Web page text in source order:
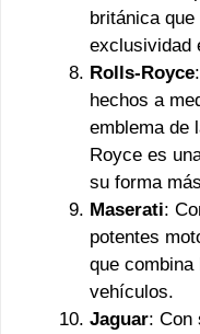
británica
exclusividad
Rolls-Royce
hechos a
emblema de
Royce es
su forma
Maserati:
potentes
que
vehículos.
Jaguar: Con